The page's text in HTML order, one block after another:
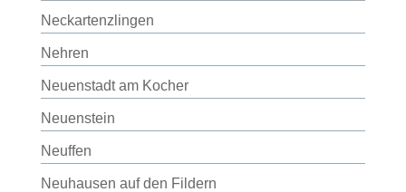
Neckartenzlingen
Nehren
Neuenstadt am Kocher
Neuenstein
Neuffen
Neuhausen auf den Fildern